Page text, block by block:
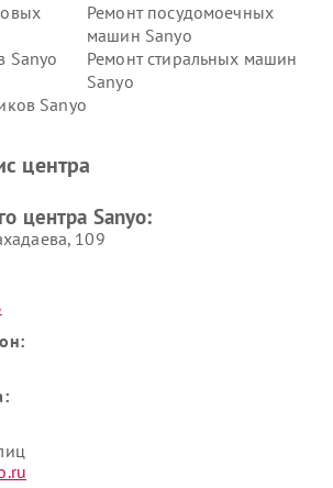
Ремонт посудомоечных
машин Sanyo
Sanyo
Ремонт стиральных машин
Sanyo
Sanyo
центра
центра Sanyo:
109